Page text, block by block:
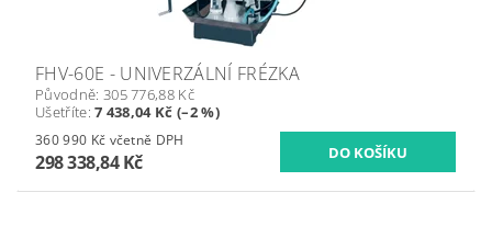
FHV-60E - UNIVERZÁLNÍ FRÉZKA
Původně: 305 776,88 Kč
Ušetříte:7 438,04 Kč (–2 %)
360 990 Kč včetně DPH
298 338,84 Kč